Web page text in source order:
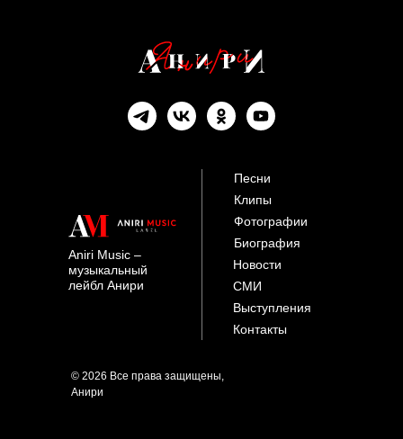
Песни
Клипы
Фотографии
Биография
Новости
СМИ
Выступления
Контакты
Aniri Music –
музыкальный
лейбл Анири
© 2026 Все права защищены,
Анири